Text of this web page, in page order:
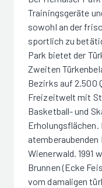
Trainingsgeräte
sowohl an der
sportlich zu
Park bietet der
Zweiten
Bezirks auf 2.500
Freizeitwelt mit
Basketball- und
atemberaubenden
Wienerwald. 1991
Brunnen (Ecke
vom damaligen